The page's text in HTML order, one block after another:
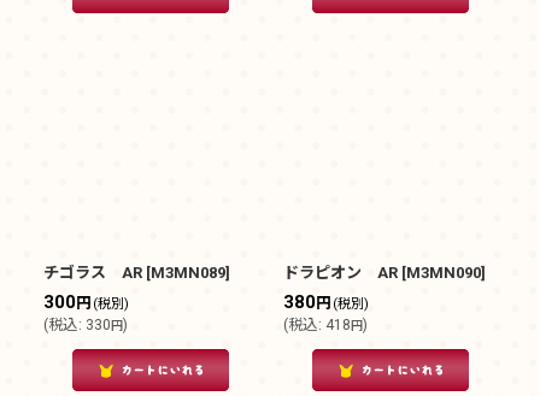
チゴラス AR [M3MN089]
300円 (税別)
(税込: 330円)
ドラピオン AR [M3MN090]
380円 (税別)
(税込: 418円)